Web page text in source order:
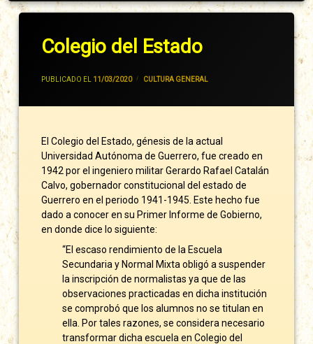
Colegio del Estado
PUBLICADO EL 11/03/2020 CATEGORÍAS:
CULTURA GENERAL
El Colegio del Estado, génesis de la actual
Universidad Autónoma de Guerrero, fue creado en
1942 por el ingeniero militar Gerardo Rafael Catalán
Calvo, gobernador constitucional del estado de
Guerrero en el periodo 1941-1945. Este hecho fue
dado a conocer en su Primer Informe de Gobierno,
en donde dice lo siguiente:
“El escaso rendimiento de la Escuela
Secundaria y Normal Mixta obligó a suspender
la inscripción de normalistas ya que de las
observaciones practicadas en dicha institución
se comprobó que los alumnos no se titulan en
ella. Por tales razones, se considera necesario
transformar dicha escuela en Colegio del